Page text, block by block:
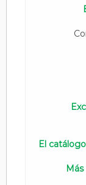
El